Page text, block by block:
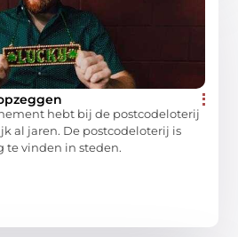
hebt bij de postcodeloterij
al jaren. De postcodeloterij is
te vinden in steden.